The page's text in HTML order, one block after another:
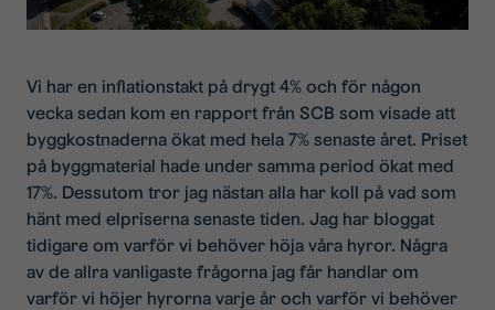
Vi har en inflationstakt på drygt 4% och för någon
vecka sedan kom en rapport från SCB som visade att
byggkostnaderna ökat med hela 7% senaste året. Priset
på byggmaterial hade under samma period ökat med
17%. Dessutom tror jag nästan alla har koll på vad som
hänt med elpriserna senaste tiden. Jag har bloggat
tidigare om varför vi behöver höja våra hyror. Några
av de allra vanligaste frågorna jag får handlar om
varför vi höjer hyrorna varje år och varför vi behöver